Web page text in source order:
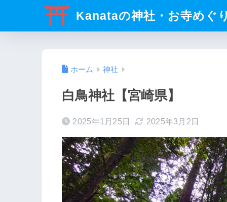
Kanataの神社・お寺めぐ
ホーム 神社
白鳥神社【宮崎県】
2025年1月25日 2025年3月2日